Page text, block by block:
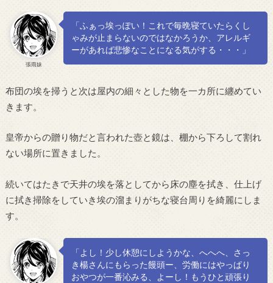
張雨妹
「ふぁっ埃っぽい！これで毎晩寝ていたらくし
ゃみが止まらないのではなかろうか、アレルギ
ーがあれば悲惨なことになる気がする・・・」
布団の埃を掃うと次は屋内の細々とした物を一カ所に纏めてい
きます。
皇帝からの贈り物だと言われた壺と鏡は、棚から下ろして割れ
ない場所に置きました。
続いてはたきで天井の埃を落としてから床の塵を拭き、仕上げ
に拭き掃除をしていき埃の溜まりがちな寝台周りを綺麗にしま
す。
「よし！少し休憩にしようかな、へへへ、さっ
き楊さんにもらった饅頭ー、労働にはやっぱり
おやつが一番沁みる、よーし！もうひと頑張り